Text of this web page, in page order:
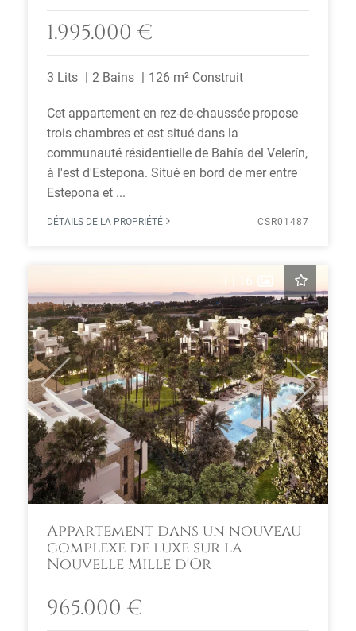
1.995.000 €
3 Lits 2 Bains 126 m² Construit
Cet appartement en rez-de-chaussée propose
trois chambres et est situé dans la
communauté résidentielle de Bahía del Velerín,
à l'est d'Estepona. Situé en bord de mer entre
Estepona et ...
DÉTAILS DE LA PROPRIÉTÉ CSR01487
Previous Next
1 16
Appartement dans un nouveau
complexe de luxe sur la
Nouvelle Mille d'Or
965.000 €